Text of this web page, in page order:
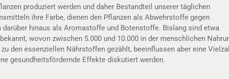
produziert werden und daher Bestandteil unserer täglichen
ihre Farbe, dienen den Pflanzen als Abwehrstoffe gegen
hinaus als Aromastoffe und Botenstoffe. Bislang sind etwa
wovon zwischen 5.000 und 10.000 in der menschlichen
den essenziellen Nährstoffen gezählt, beeinflussen aber eine
gesundheitsfördernde Effekte diskutiert werden.